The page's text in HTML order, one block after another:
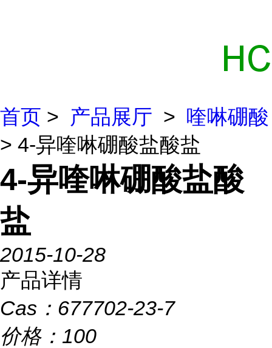
首页 > 产品展厅 > 喹啉硼酸
> 4-异喹啉硼酸盐酸盐
4-异喹啉硼酸盐酸
盐
2015-10-28
产品详情
Cas： 677702-23-7
价格： 100